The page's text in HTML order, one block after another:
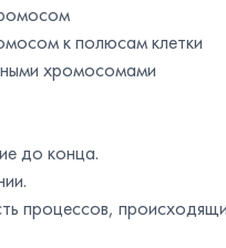
к полюсам клетки
хромосомами
до конца.
процессов,